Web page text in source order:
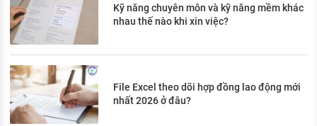
Kỹ năng chuyên môn và kỹ năng mềm khác
nhau thế nào khi xin việc?
File Excel theo dõi hợp đồng lao động mới
nhất 2026 ở đâu?